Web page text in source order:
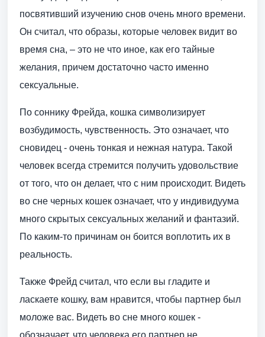
посвятивший изучению снов очень много времени.
Он считал, что образы, которые человек видит во
время сна, – это не что иное, как его тайные
желания, причем достаточно часто именно
сексуальные.
По соннику Фрейда, кошка символизирует
возбудимость, чувственность. Это означает, что
сновидец - очень тонкая и нежная натура. Такой
человек всегда стремится получить удовольствие
от того, что он делает, что с ним происходит. Видеть
во сне черных кошек означает, что у индивидуума
много скрытых сексуальных желаний и фантазий.
По каким-то причинам он боится воплотить их в
реальность.
Также Фрейд считал, что если вы гладите и
ласкаете кошку, вам нравится, чтобы партнер был
моложе вас. Видеть во сне много кошек -
обозначает, что человека его партнер не